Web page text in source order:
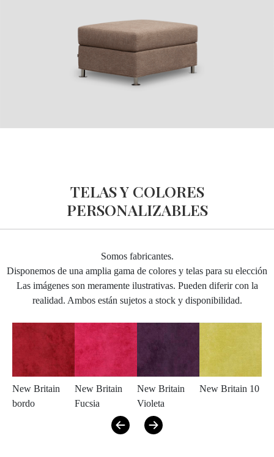
TELAS Y COLORES
PERSONALIZABLES
Somos fabricantes.
Disponemos de una amplia gama de colores y telas para su elección
Las imágenes son meramente ilustrativas. Pueden diferir con la
realidad. Ambos están sujetos a stock y disponibilidad.
New Britain
bordo
New Britain
Fucsia
New Britain
Violeta
New Britain 10